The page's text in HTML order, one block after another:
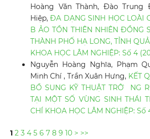
Hoàng Văn Thành, Đào Trung
Hiệp,ĐA DẠNG SINH HỌC LOÀI
B ẢO TỒN THIÊN NHIÊN ĐỒNG
THÀNH PHỐ HẠ LONG, TỈNH
KHOA HỌC LÂM NGHIỆP: Số 4
Nguyễn Hoàng Nghĩa, Phạm
Minh Chí , Trần Xuân Hưng, KẾT
BỔ SUNG KỸ THUẬT TRÔ ̀ NG
TẠI MỘT SỐ VÙNG SINH THÁI
CHÍ KHOA HỌC LÂM NGHIỆP: Số
1 2 3 4 5 6 7 8 9 10 > >>